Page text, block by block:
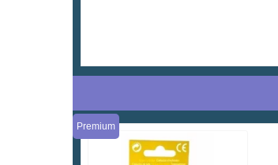
Premium